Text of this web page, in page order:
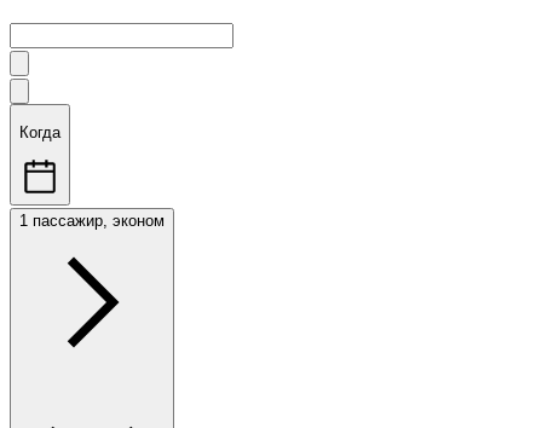
Когда
1 пассажир, эконом